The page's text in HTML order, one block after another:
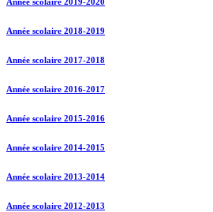
Année scolaire 2018-2019
Année scolaire 2017-2018
Année scolaire 2016-2017
Année scolaire 2015-2016
Année scolaire 2014-2015
Année scolaire 2013-2014
Année scolaire 2012-2013